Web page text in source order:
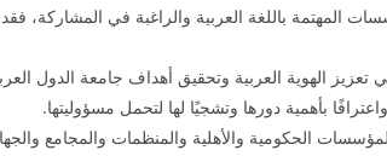
باللغة العربية والراغبة في المشاركة،
الهوية العربية وتحقيق أهداف جامعة الدول
بأهمية دورها وتشجيًا لها لتحمل مسؤوليتها.
الحكومية والأهلية والمنظمات والمجامع